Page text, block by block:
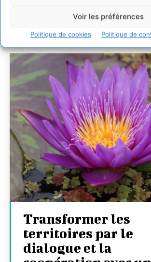
Voir les préférences
Politique de cookies Politique de
adaptées au changement climatique
Transformer les
territoires par le
dialogue et la